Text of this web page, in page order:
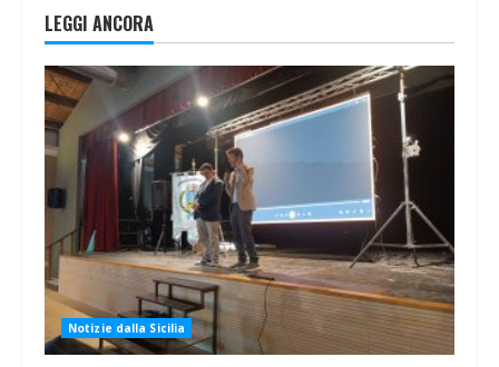
LEGGI ANCORA
Notizie dalla Sicilia